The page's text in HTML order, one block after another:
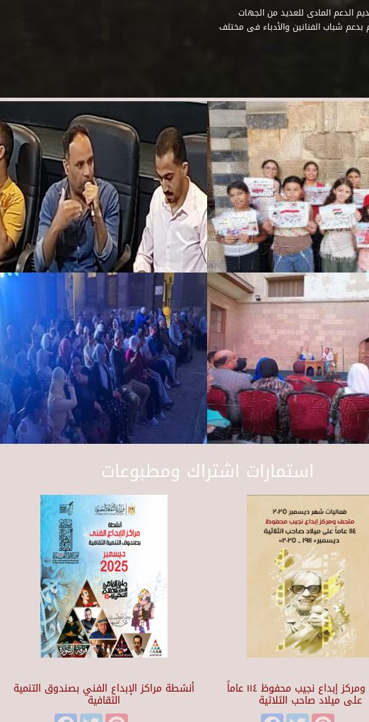
الدعم المادى للعديد من الجهات
بدعم شباب الفنانين والأدباء فى مختلف
استمارات اشتراك ومطبوعات
أنشطة مراكز الإبداع الفني بصندوق التنمية
الثقافية
متحف ومركز إبداع نجيب محفوظ ١١٤ عاماً
على ميلاد صاحب الثلاثية